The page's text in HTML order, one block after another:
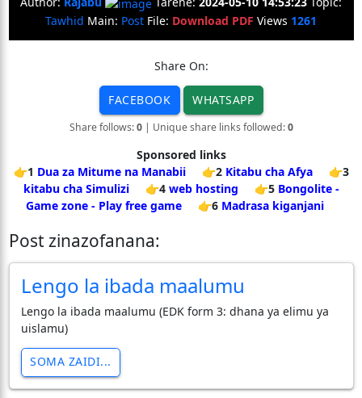
Tawhid Main: Post File: Download PDF Views 1261
Share On:
FACEBOOK WHATSAPP
Share follows:0| Unique share links followed:0
Sponsored links
👉1 Dua za Mitume na Manabii 👉2 Kitabu cha Afya
👉3
kitabu cha Simulizi
👉4 web hosting 👉5 Bongolite -
Game zone - Play free game
👉6 Madrasa kiganjani
Post zinazofanana:
Lengo la ibada maalumu
Lengo la ibada maalumu (EDK form 3: dhana ya elimu ya
uislamu)
SOMA ZAIDI...